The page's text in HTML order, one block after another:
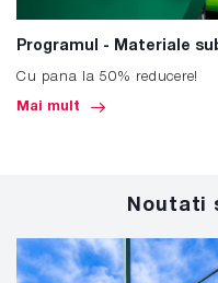
Programul - Materiale
Cu pana la 50% reducere!
Mai mult
Noutati